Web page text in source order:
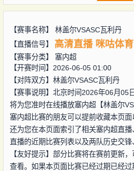
【赛事名称】 林盖尔VSASC瓦利丹
【直播信号】
高清直播 咪咕体育
【赛事分类】 塞内超
【开赛时间】2026-06-05 01:00
【对阵双方】 林盖尔VSASC瓦利丹
【赛事说明】北京时间2026年06月05
将为您准时在线播放塞内超【林盖尔
塞内超比赛的朋友可以提前收藏本页
还为您在本页面索引了相关塞内超直
直播的近期比赛列表以及两队历史交锋
【友好提示】部分比赛将在赛前更新
查看。如果本页面比赛已经过期已经过